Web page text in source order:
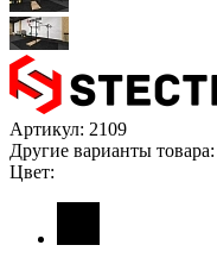
Артикул: 2109
Другие варианты товара:
Цвет: